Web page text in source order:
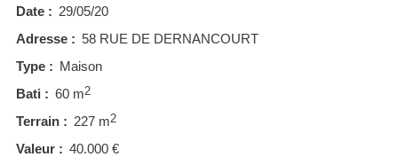
Date : 29/05/20
Adresse : 58 RUE DE DERNANCOURT
Type : Maison
Bati : 60 m2
Terrain : 227 m2
Valeur : 40.000 €